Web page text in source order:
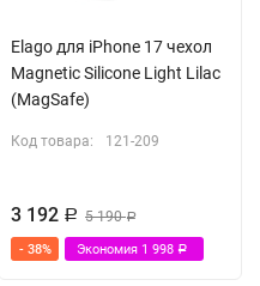
Elago для iPhone 17 чехол
Magnetic Silicone Light Lilac
(MagSafe)
Код товара: 121-209
3 192 Р 5 190Р
- 38% Экономия 1 998 Р